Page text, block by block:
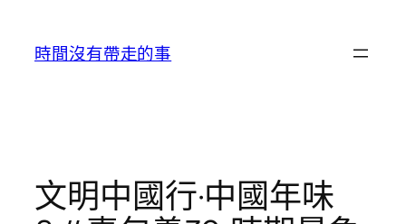
時間沒有帶走的事
文明中國行·中國年味